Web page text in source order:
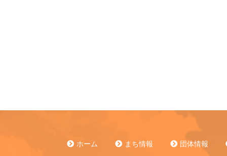
ホーム まち情報 団体情報